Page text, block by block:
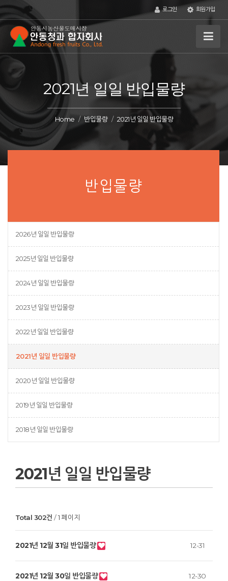
로그인 회원가입
2021년 일일 반입물량
Home 반입물량 2021년 일일 반입물량
반입물량
2026년 일일 반입물량
2025년 일일 반입물량
2024년 일일 반입물량
2023년 일일 반입물량
2022년 일일 반입물량
2021년 일일 반입물량
2020년 일일 반입물량
2019년 일일 반입물량
2018년 일일 반입물량
2021년 일일 반입물량
Total 302건 1 페이지
2021년 12월 31일 반입물량 12-31
2021년 12월 30일 반입물량 12-30